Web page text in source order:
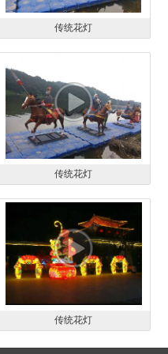
传统花灯
传统花灯
传统花灯